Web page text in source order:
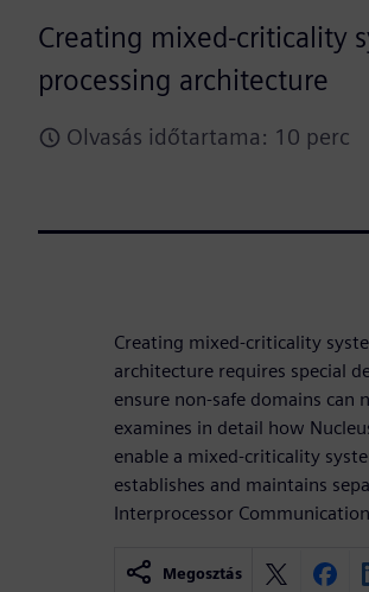
Creating mixed-criticality
processing architecture
Olvasás időtartama: 10 perc
Creating mixed-criticality
architecture requires special
ensure non-safe domains can
examines in detail how
enable a mixed-criticality
establishes and maintains
Interprocessor
Megosztás